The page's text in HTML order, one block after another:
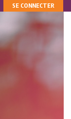
MON
COMPTE
SE CONNECTER